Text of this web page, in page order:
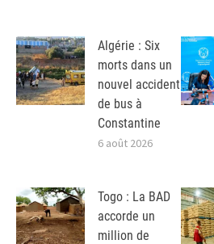
Algérie : Six
morts dans un
nouvel accident
de bus à
Constantine
6 août 2026
Togo : La BAD
accorde un
million de